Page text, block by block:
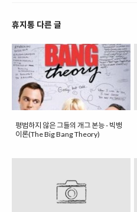
휴지통 다른 글
평범하지 않은 그들의 개그 본능 - 빅뱅
이론(The Big Bang Theory)